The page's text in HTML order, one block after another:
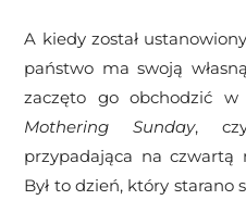
A kiedy został
państwo ma swoją
zaczęto go obchodzić
Mothering Sunday,
przypadająca na czwartą
Był to dzień, który starano